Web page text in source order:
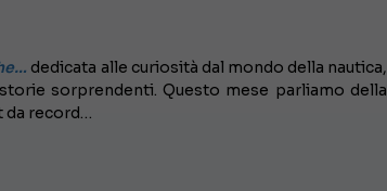
dedicata alle curiosità dal mondo della nautica,
sorprendenti. Questo mese parliamo della
da record…